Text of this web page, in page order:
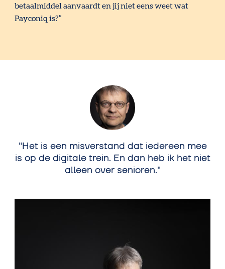
betaalmiddel aanvaardt en jij niet eens weet wat
Payconiq is?”
Het is een misverstand dat iedereen mee
is op de digitale trein. En dan heb ik het niet
alleen over senioren.